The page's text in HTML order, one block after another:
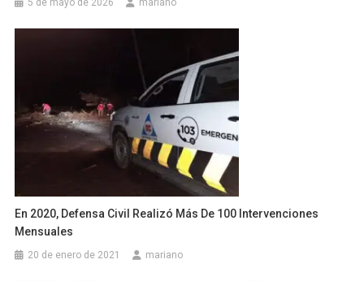
5 de mayo de 2026 mariano
En 2020, Defensa Civil Realizó Más De 100 Intervenciones
Mensuales
20 de enero de 2021 mariano